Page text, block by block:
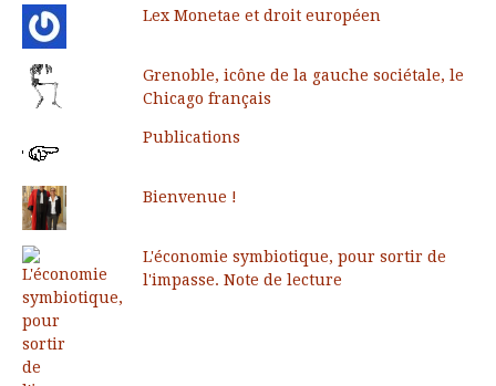
Lex Monetae et droit européen
Grenoble, icône de la gauche sociétale, le
Chicago français
Publications
Bienvenue !
L'économie symbiotique, pour sortir de
l'impasse. Note de lecture